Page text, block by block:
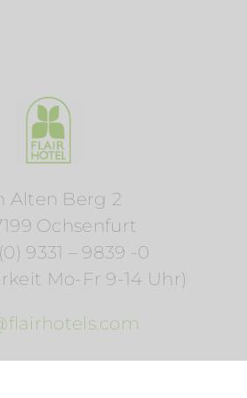
Alten Berg 2
Ochsenfurt
9331 – 9839 -0
Mo-Fr 9-14 Uhr)